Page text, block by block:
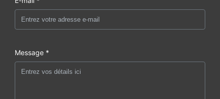
Message *